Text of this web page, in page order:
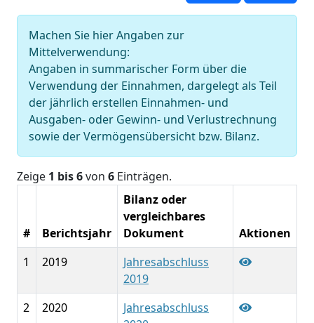
Machen Sie hier Angaben zur
Mittelverwendung:
Angaben in summarischer Form über die
Verwendung der Einnahmen, dargelegt als Teil
der jährlich erstellen Einnahmen- und
Ausgaben- oder Gewinn- und Verlustrechnung
sowie der Vermögensübersicht bzw. Bilanz.
Zeige 1 bis 6von 6 Einträgen.
# Berichtsjahr
Bilanz oder
vergleichbares
Dokument
Aktionen
1
2019
Jahresabschluss
2019
2
2020
Jahresabschluss